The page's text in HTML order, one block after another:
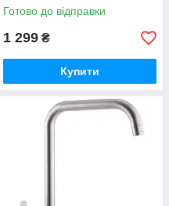
Готово до відправки
1 299 ₴
Купити